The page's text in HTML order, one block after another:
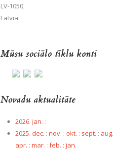
LV-1050,
Latvia
Mūsu sociālo tīklu konti
Novadu aktualitāte
2026. jan. :
2025. dec. : nov. : okt. : sept. : aug.
apr. : mar. : feb. : jan.